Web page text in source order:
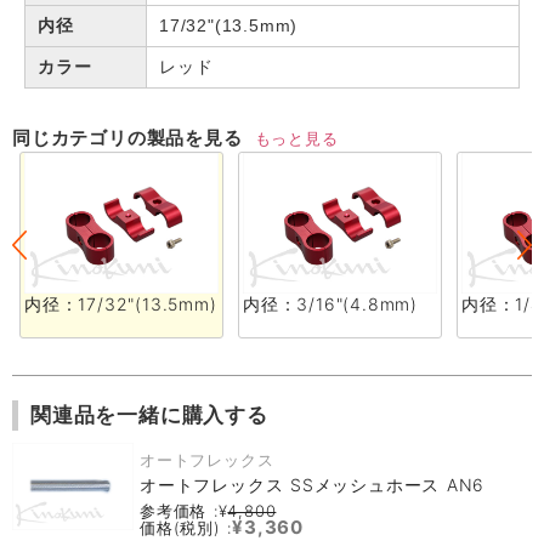
内径 17/32"(13.5mm)
カラー レッド
同じカテゴリの製品を見る もっと見る
内径：17/32"(13.5mm) 内径：3/16"(4.8mm) 内径：1/
関連品を一緒に購入する
オートフレックス
オートフレックス SSメッシュホース AN6
参考価格 :¥4,800
価格(税別) :¥3,360